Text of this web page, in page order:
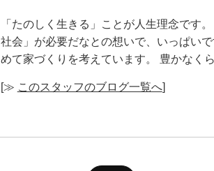
「たのしく生きる」ことが人生理念です
社会」が必要だなとの想いで、いっぱい
めて家づくりを考えています。 豊かなく
[≫ このスタッフのブログ一覧へ]